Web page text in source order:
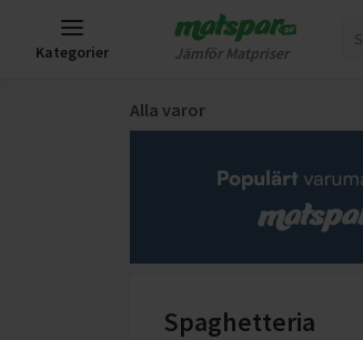
Kategorier Jämför Matpriser
Alla varor
Spaghetteria